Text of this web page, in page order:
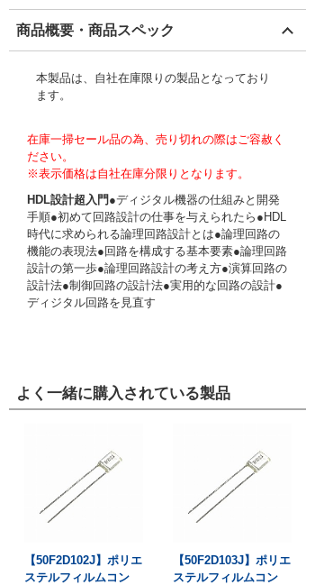
商品概要・商品スペック
本製品は、自社在庫限りの製品となっており
ます。
在庫一掃セール品の為、売り切れの際はご容赦く
ださい。
※表示価格は自社在庫分限りとなります。
HDL設計超入門 ●ディジタル機器の仕組みと開発
手順●初めて回路設計の仕事を与えられたら●HDL
時代に求められる論理回路設計とは●論理回路の
機能の表現法●回路を構成する基本要素●論理回路
設計の第一歩●論理回路設計の考え方●演算回路の
設計法●制御回路の設計法●実用的な回路の設計●
ディジタル回路を見直す
よく一緒に購入されている製品
【50F2D102J】ポリエ
ステルフィルムコン
【50F2D103J】ポリエ
ステルフィルムコン